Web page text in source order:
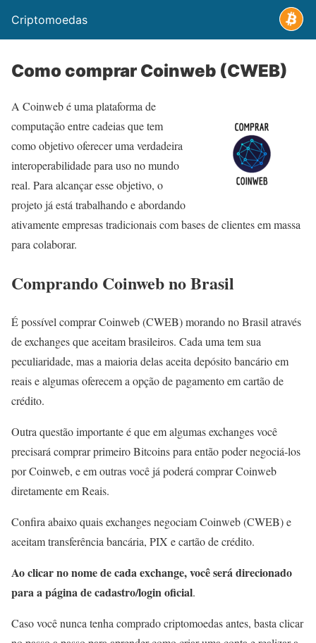
Criptomoedas
Como comprar Coinweb (CWEB)
A Coinweb é uma plataforma de
computação entre cadeias que tem
como objetivo oferecer uma verdadeira
interoperabilidade para uso no mundo
real. Para alcançar esse objetivo, o
projeto já está trabalhando e abordando
ativamente empresas tradicionais com bases de clientes em massa
para colaborar.
Comprando Coinweb no Brasil
É possível comprar Coinweb (CWEB) morando no Brasil através
de exchanges que aceitam brasileiros. Cada uma tem sua
peculiaridade, mas a maioria delas aceita depósito bancário em
reais e algumas oferecem a opção de pagamento em cartão de
crédito.
Outra questão importante é que em algumas exchanges você
precisará comprar primeiro Bitcoins para então poder negociá-los
por Coinweb, e em outras você já poderá comprar Coinweb
diretamente em Reais.
Confira abaixo quais exchanges negociam Coinweb (CWEB) e
aceitam transferência bancária, PIX e cartão de crédito.
Ao clicar no nome de cada exchange, você será direcionado
para a página de cadastro/login oficial.
Caso você nunca tenha comprado criptomoedas antes, basta clicar